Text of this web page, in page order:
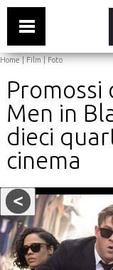
Home|Film|Foto
Promossi
Men in
dieci
cinema